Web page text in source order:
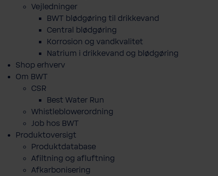
Vejledninger
BWT blødgøring til drikkevand
Central blødgøring
Korro­sion og vand­kva­litet
Natrium i drikkevand og blødgøring
Shop erhverv
Om BWT
CSR
Best Water Run
Whistleblowerordning
Job hos BWT
Produktoversigt
Produktdatabase
​Afiltning og afluftning
Afkarbonisering